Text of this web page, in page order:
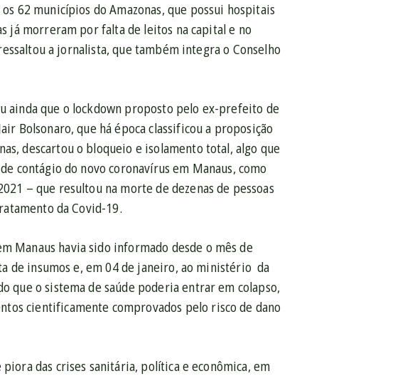
62 municípios do Amazonas, que possui hospitais
já morreram por falta de leitos na capital e no
a jornalista, que também integra o Conselho
ainda que o lockdown proposto pelo ex-prefeito de
Bolsonaro, que há época classificou a proposição
descartou o bloqueio e isolamento total, algo que
contágio do novo coronavírus em Manaus, como
– que resultou na morte de dezenas de pessoas
da Covid-19.
Manaus havia sido informado desde o mês de
de insumos e, em 04 de janeiro, ao ministério da
que o sistema de saúde poderia entrar em colapso,
cientificamente comprovados pelo risco de dano
das crises sanitária, política e econômica, em